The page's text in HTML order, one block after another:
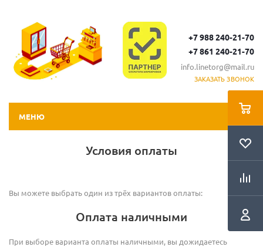
+7 988 240-21-70
+7 861 240-21-70
info.linetorg@mail.ru
ЗАКАЗАТЬ ЗВОНОК
МЕНЮ
Условия оплаты
Вы можете выбрать один из трёх вариантов оплаты:
Оплата наличными
При выборе варианта оплаты наличными, вы дожидаетесь